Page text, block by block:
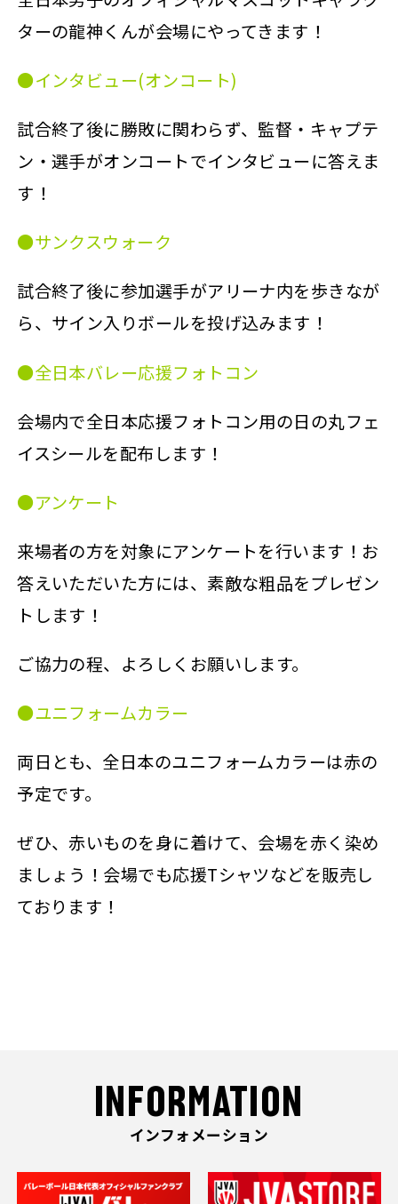
ターの龍神くんが会場にやってきます！
●インタビュー(オンコート)
試合終了後に勝敗に関わらず、監督・キャプテ
ン・選手がオンコートでインタビューに答えま
す！
●サンクスウォーク
試合終了後に参加選手がアリーナ内を歩きなが
ら、サイン入りボールを投げ込みます！
●全日本バレー応援フォトコン
会場内で全日本応援フォトコン用の日の丸フェ
イスシールを配布します！
●アンケート
来場者の方を対象にアンケートを行います！お
答えいただいた方には、素敵な粗品をプレゼン
トします！
ご協力の程、よろしくお願いします。
●ユニフォームカラー
両日とも、全日本のユニフォームカラーは赤の
予定です。
ぜひ、赤いものを身に着けて、会場を赤く染め
ましょう！会場でも応援Tシャツなどを販売し
ております！
INFORMATION
インフォメーション